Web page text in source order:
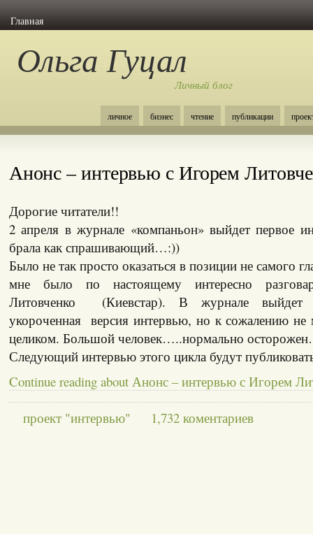
Главная
Ольга Гуцал
Личный блог
личное бизнес чтение публикации
Анонс – интервью с Игорем
Дорогие читатели!!
2 апреля в журнале «компаньон» выйдет первое
брала как спрашивающий…:))
Было не так просто оказаться в позиции не самого
мне было по настоящему интересно
Литовченко (Киевстар). В журнале выйдет
укороченная версия интервью, но к сожалению не
целиком. Большой человек…..нормально
Следующий интервью этого цикла будут
Continue reading about Анонс – интервью с Игорем
проект "интервью" 1,732 коментариев